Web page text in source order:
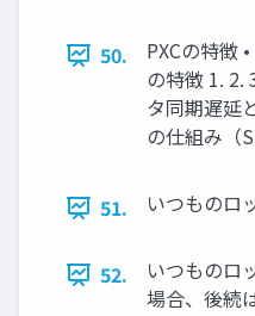
50.
PXCの特徴
の特徴 1. 2.
タ同期遅延
の仕組み（
51. いつものロ
52.
いつものロ
場合、後続